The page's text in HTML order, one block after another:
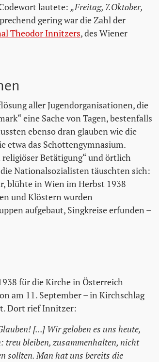
lautete: „Freitag, 7.Oktober,
gering war die Zahl der
Theodor Innitzers, des Wiener
aller Jugendorganisationen, die
eine Sache von Tagen, bestenfalls
ebenso dran glauben wie die
etwa das Schottengymnasium.
Betätigung“ und örtlich
Nationalsozialisten täuschten sich:
blühte in Wien im Herbst 1938
und Klöstern wurden
aufgebaut, Singkreise erfunden –
für die Kirche in Österreich
am 11. September – in Kirchschlag
Dort rief Innitzer:
[...] Wir geloben es uns heute,
treu bleiben, zusammenhalten, nicht
sollten. Man hat uns bereits die